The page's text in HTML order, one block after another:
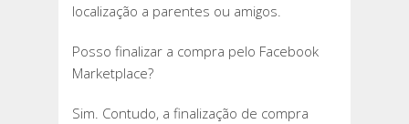
localização a parentes ou amigos.
Posso finalizar a compra pelo Facebook
Marketplace?
Sim. Contudo, a finalização de compra